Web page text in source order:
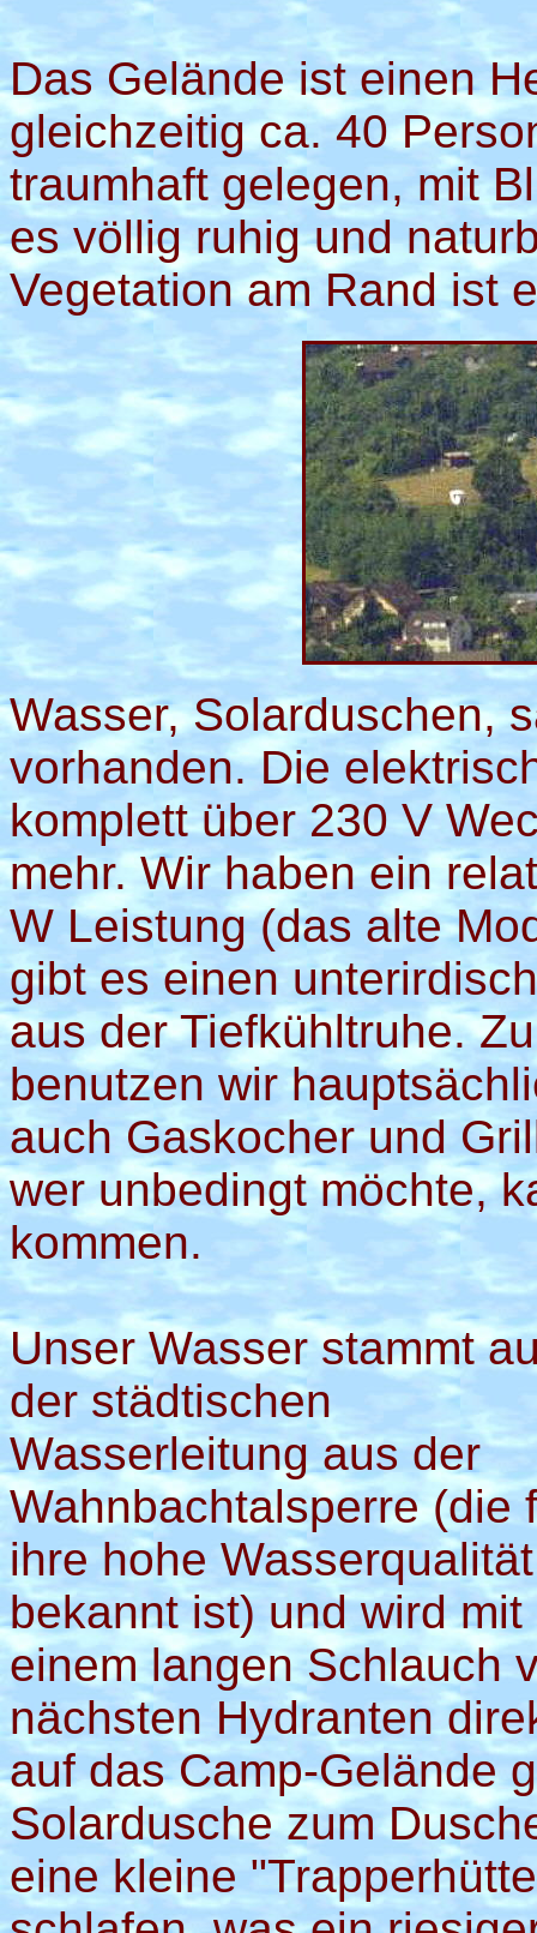
Das Gelände ist einen
gleichzeitig ca. 40
traumhaft gelegen, mit
es völlig ruhig und
Vegetation am Rand ist
Wasser, Solarduschen,
vorhanden. Die
komplett über 230 V
mehr. Wir haben ein
W Leistung (das alte
gibt es einen
aus der Tiefkühltruhe.
benutzen wir
auch Gaskocher und
wer unbedingt möchte,
kommen.
Unser Wasser stammt
der städtischen
Wasserleitung aus der
Wahnbachtalsperre (die
ihre hohe Wasserqualität
bekannt ist) und wird mit
einem langen Schlauch
nächsten Hydranten
auf das Camp-Gelände
Solardusche zum
eine kleine